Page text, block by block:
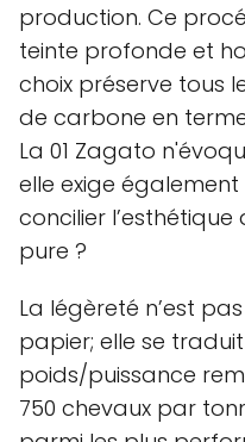
production. Ce
teinte profonde et
choix préserve tous
de carbone en
La 01 Zagato
elle exige
concilier
pure ?
La légèreté n’est
papier; elle se
poids/puissance
750 chevaux par